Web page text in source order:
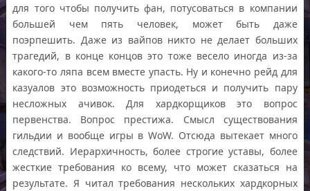
для того чтобы получить фан, потусоваться в компании
большей чем пять человек, может быть даже
поэрпешить. Даже из вайпов никто не делает больших
трагедий, в конце концов это тоже весело иногда из-за
какого-то ляпа всем вместе упасть. Ну и конечно рейд для
казуалов это возможность приодеться и получить пару
несложных ачивок. Для хардкорщиков это вопрос
первенства. Вопрос престижа. Смысл существования
гильдии и вообще игры в WoW. Отсюда вытекает много
следствий. Иерархичность, более строгие уставы, более
жесткие требования ко всему, что может сказаться на
результате. Я читал требования нескольких хардкорных